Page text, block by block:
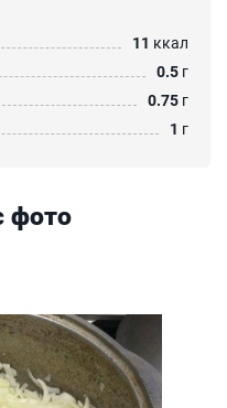
11 ккал
0.5 г
0.75 г
1 г
фото